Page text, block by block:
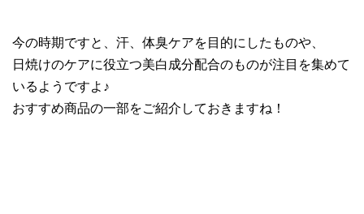
今の時期ですと、汗、体臭ケアを目的にしたものや、
日焼けのケアに役立つ美白成分配合のものが注目を集めて
いるようですよ♪
おすすめ商品の一部をご紹介しておきますね！